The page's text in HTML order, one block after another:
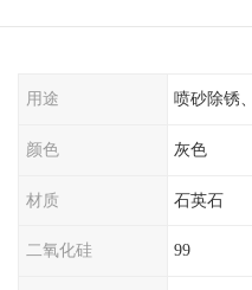
用途 喷砂除锈
颜色 灰色
材质 石英石
二氧化硅 99